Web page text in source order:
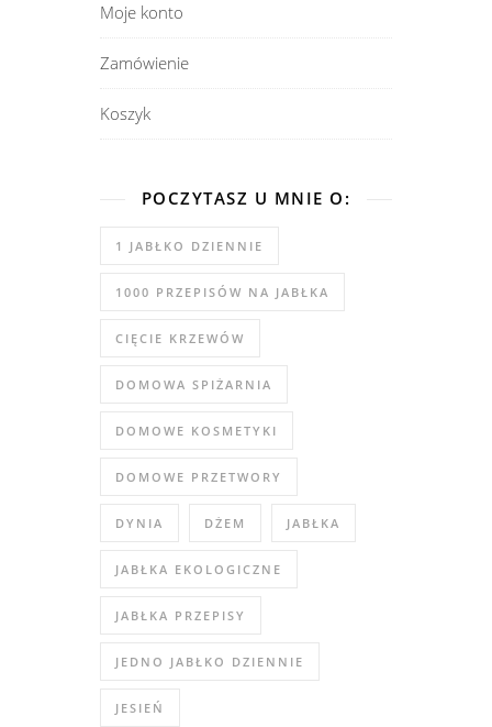
Moje konto
Zamówienie
Koszyk
POCZYTASZ U MNIE O:
1 JABŁKO DZIENNIE
1000 PRZEPISÓW NA JABŁKA
CIĘCIE KRZEWÓW
DOMOWA SPIŻARNIA
DOMOWE KOSMETYKI
DOMOWE PRZETWORY
DYNIA DŻEM JABŁKA
JABŁKA EKOLOGICZNE
JABŁKA PRZEPISY
JEDNO JABŁKO DZIENNIE
JESIEŃ